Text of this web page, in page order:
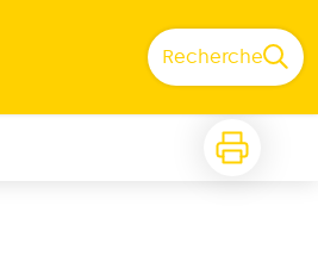
Recherche